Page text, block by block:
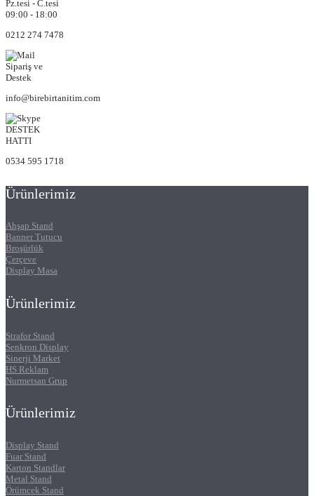
Pz.tesi - C.tesi
09:00 - 18:00
0212 274 7478
Sipariş ve
Destek
info@birebirtanitim.com
DESTEK
HATTI
0534 595 1718
Ürünlerimiz
Ahşap Stand
Banner Tutucu
Broşürlük
Çerçeve
Display Masa
Ürünlerimiz
Strafor Stand
Senkron Display
Sinerji Market
HS Reklam
Nurmetsan Grup
Ürünlerimiz
Display Stand
Fuar Stand
Karton Standlar
Metal Stand
Örümcek Stand